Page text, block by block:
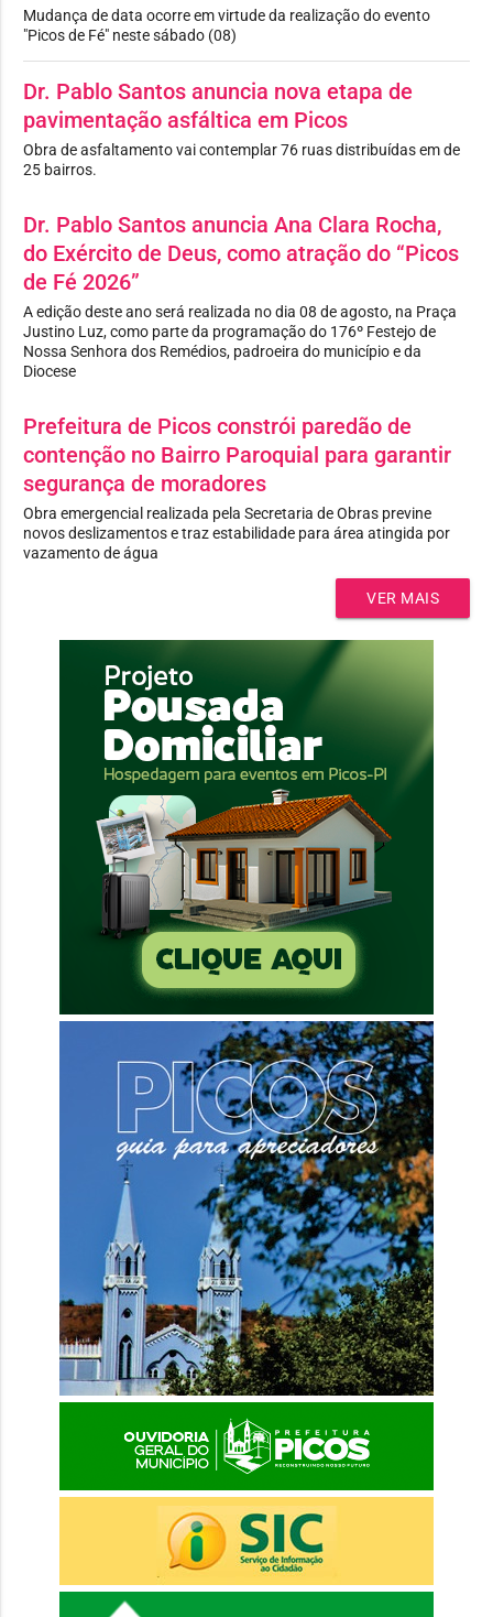
Mudança de data ocorre em virtude da realização do evento
"Picos de Fé" neste sábado (08)
Dr. Pablo Santos anuncia nova etapa de
pavimentação asfáltica em Picos
Obra de asfaltamento vai contemplar 76 ruas distribuídas em de
25 bairros.
Dr. Pablo Santos anuncia Ana Clara Rocha,
do Exército de Deus, como atração do “Picos
de Fé 2026”
A edição deste ano será realizada no dia 08 de agosto, na Praça
Justino Luz, como parte da programação do 176º Festejo de
Nossa Senhora dos Remédios, padroeira do município e da
Diocese
Prefeitura de Picos constrói paredão de
contenção no Bairro Paroquial para garantir
segurança de moradores
Obra emergencial realizada pela Secretaria de Obras previne
novos deslizamentos e traz estabilidade para área atingida por
vazamento de água
VER MAIS